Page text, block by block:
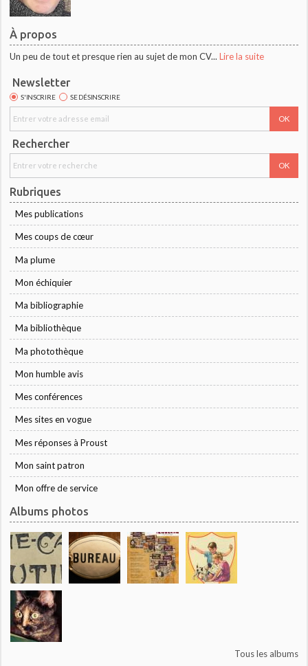
À propos
Un peu de tout et presque rien au sujet de mon CV... Lire la suite
Newsletter
S'INSCRIRE SE DÉSINSCRIRE
Rechercher
Rubriques
Mes publications
Mes coups de cœur
Ma plume
Mon échiquier
Ma bibliographie
Ma bibliothèque
Ma photothèque
Mon humble avis
Mes conférences
Mes sites en vogue
Mes réponses à Proust
Mon saint patron
Mon offre de service
Albums photos
Tous les albums